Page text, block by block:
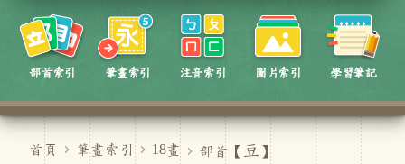
部首索引 筆畫索引 注音索引 圖片索引 學習筆記
首頁 筆畫索引 18畫 部首【 豆 】